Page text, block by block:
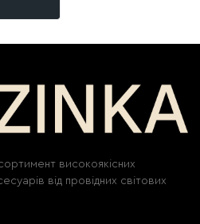
високоякісних
від провідних світових